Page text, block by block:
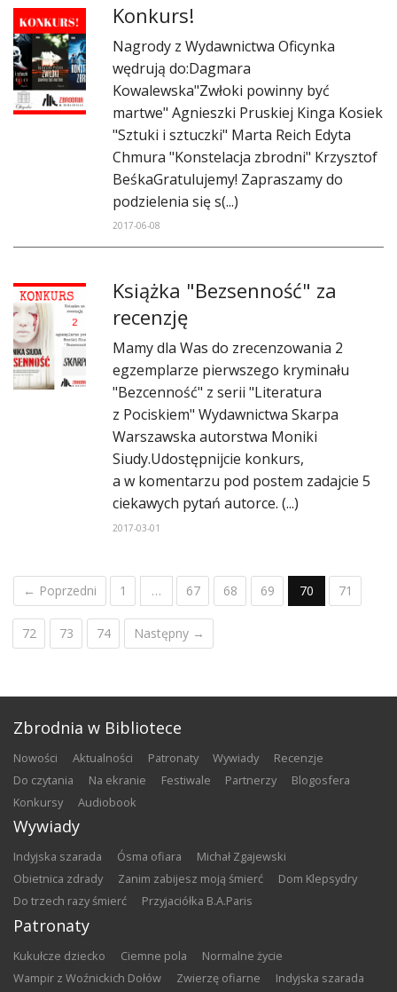
Konkurs!
Nagrody z Wydawnictwa Oficynka
wędrują do:Dagmara
Kowalewska"Zwłoki powinny być
martwe" Agnieszki Pruskiej Kinga Kosiek
"Sztuki i sztuczki" Marta Reich Edyta
Chmura "Konstelacja zbrodni" Krzysztof
BeśkaGratulujemy! Zapraszamy do
podzielenia się s(...)
2017-06-08
Książka "Bezsenność" za
recenzję
Mamy dla Was do zrecenzowania 2
egzemplarze pierwszego kryminału
"Bezcenność" z serii "Literatura
z Pociskiem" Wydawnictwa Skarpa
Warszawska autorstwa Moniki
Siudy.Udostępnijcie konkurs,
a w komentarzu pod postem zadajcie 5
ciekawych pytań autorce. (...)
2017-03-01
← Poprzedni 1 … 67 68 69 70 71
72 73 74 Następny →
Zbrodnia w Bibliotece
nowości aktualności patronaty wywiady
recenzje
do czytania
na ekranie festiwale partnerzy
blogosfera
konkursy
audiobook
Wywiady
Indyjska szarada Ósma ofiara
Michał Zgajewski
Obietnica zdrady
Zanim zabijesz moją śmierć
Dom Klepsydry
Do trzech razy śmierć
Przyjaciółka B.A.Paris
Patronaty
Kukułcze dziecko Ciemne pola
Normalne życie
Wampir z Woźnickich Dołów
Zwierzę ofiarne
Indyjska szarada